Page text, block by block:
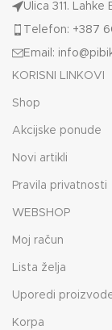
Ulica 311. Lahke
Telefon: +387
Email:
KORISNI LINKOVI
Shop
Akcijske ponude
Novi artikli
Pravila privatnosti
WEBSHOP
Moj račun
Lista želja
Uporedi
Korpa